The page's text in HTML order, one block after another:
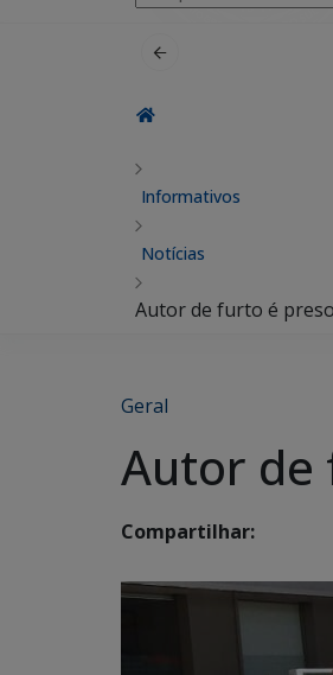
por:
Informativos
Notícias
Autor de furto é
Geral
Autor de
Compartilhar: